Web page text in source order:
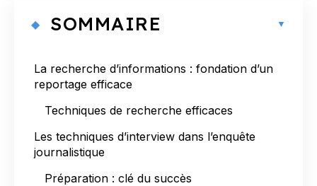
SOMMAIRE
La recherche d’informations : fondation d’un
reportage efficace
Techniques de recherche efficaces
Les techniques d’interview dans l’enquête
journalistique
Préparation : clé du succès